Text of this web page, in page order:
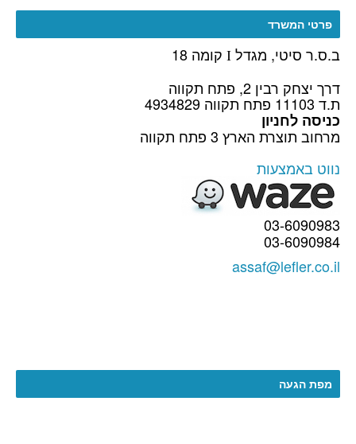
פרטי המשרד
ב.ס.ר סיטי, מגדל I קומה 18
דרך יצחק רבין 2, פתח תקווה
ת.ד 11103 פתח תקווה 4934829
כניסה לחניון
מרחוב תוצרת הארץ 3 פתח תקווה
נווט באמצעות
03-6090983
03-6090984
assaf@lefler.co.il
מפת הגעה